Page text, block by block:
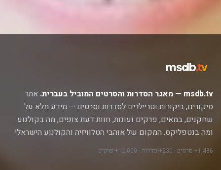
msdb.tv — מאגר הסדרות והסרטים המוביל בעברית.
אתר
סיקורים, ביקורות וטריילרים לסדרות וסרטים — מידע מלא על
שחקנים, במאים, פרקים ועונות, חוות דעת צופים, מה בקולנוע
ומה בנטפליקס. המקום של אוהבי הטלוויזיה והקולנוע הישראלי.
1,436+ סרטים · 230+ סדרות · 12,000+ פרקים